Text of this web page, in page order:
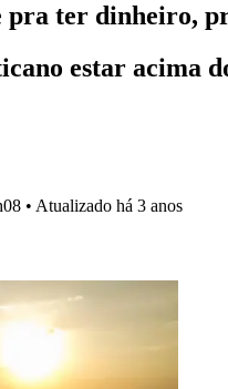
ter dinheiro,
estar acima
• Atualizado há 3 anos